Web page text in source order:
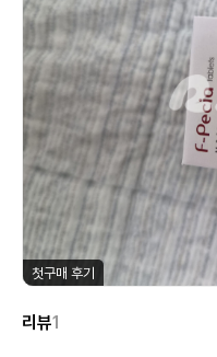
첫구매 후기
리뷰1